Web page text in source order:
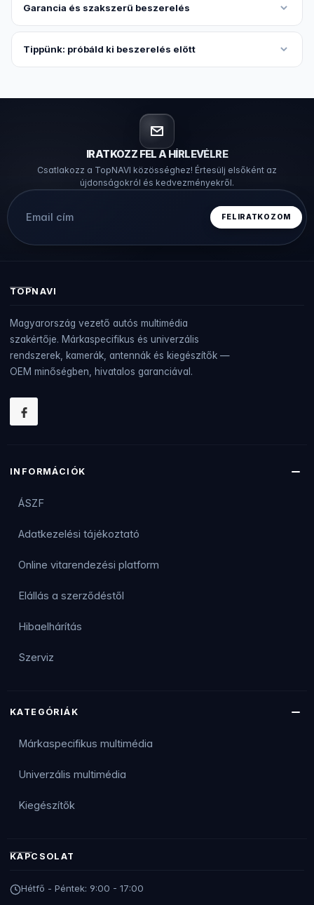
Garancia és szakszerű beszerelés
Tippünk: próbáld ki beszerelés előtt
IRATKOZZ FEL A HÍRLEVÉLRE
Csatlakozz a TopNAVI közösséghez! Értesülj elsőként az
újdonságokról és kedvezményekről.
TOPNAVI
Magyarország vezető autós multimédia
szakértője. Márkaspecifikus és univerzális
rendszerek, kamerák, antennák és kiegészítők —
OEM minőségben, hivatalos garanciával.
INFORMÁCIÓK
ÁSZF
Adatkezelési tájékoztató
Online vitarendezési platform
Elállás a szerződéstől
Hibaelhárítás
Szerviz
KATEGÓRIÁK
Márkaspecifikus multimédia
Univerzális multimédia
Kiegészítők
KAPCSOLAT
Hétfő - Péntek: 9:00 - 17:00